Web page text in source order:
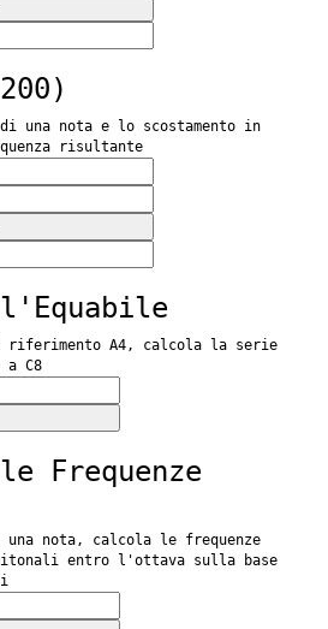
una nota e lo scostamento in
risultante
riferimento A4, calcola la serie
C8
Frequenze
una nota, calcola le frequenze
entro l'ottava sulla base